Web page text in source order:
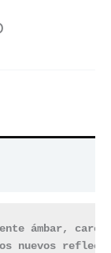
ámbar,
nuevos